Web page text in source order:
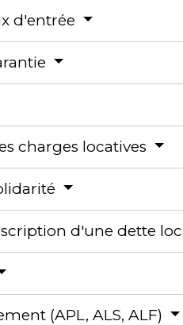
d'entrée
charges locatives
d'une dette
(APL, ALS, ALF)